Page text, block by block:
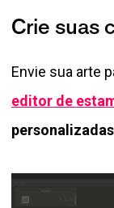
Crie suas
Envie sua arte
editor de